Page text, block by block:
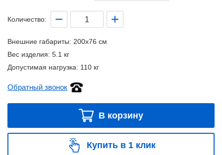
Количество:
Внешние габариты: 200x76 см
Вес изделия: 5.1 кг
Допустимая нагрузка: 110 кг
Обратный звонок
В корзину
Купить в 1 клик